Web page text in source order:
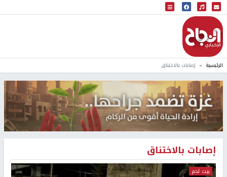
البث المباشر
إذاعة النجاح
الرئيسية إصابات بالاختناق
إصابات بالاختناق
بيت لحم